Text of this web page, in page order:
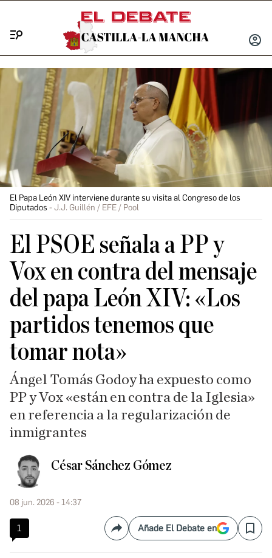
INICIAR
El Papa León XIV interviene durante su visita al Congreso de los
Diputados
J.J. Guillén / EFE / Pool
El PSOE señala a PP y
Vox en contra del mensaje
del papa León XIV: «Los
partidos tenemos que
tomar nota»
Ángel Tomás Godoy ha expuesto como
PP y Vox «están en contra de la Iglesia»
en referencia a la regularización de
inmigrantes
César Sánchez Gómez
08 jun. 2026 - 14:37
1 CompartirAñade El Debate en Save